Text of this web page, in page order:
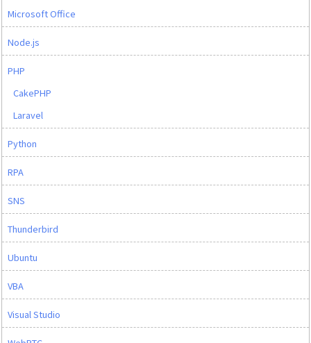
Microsoft Office
Node.js
PHP
CakePHP
Laravel
Python
RPA
SNS
Thunderbird
Ubuntu
VBA
Visual Studio